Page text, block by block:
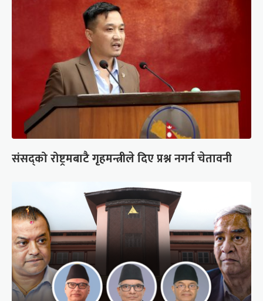
संसद्को रोष्ट्रमबाटै गृहमन्त्रीले दिए प्रश्न नगर्न चेतावनी